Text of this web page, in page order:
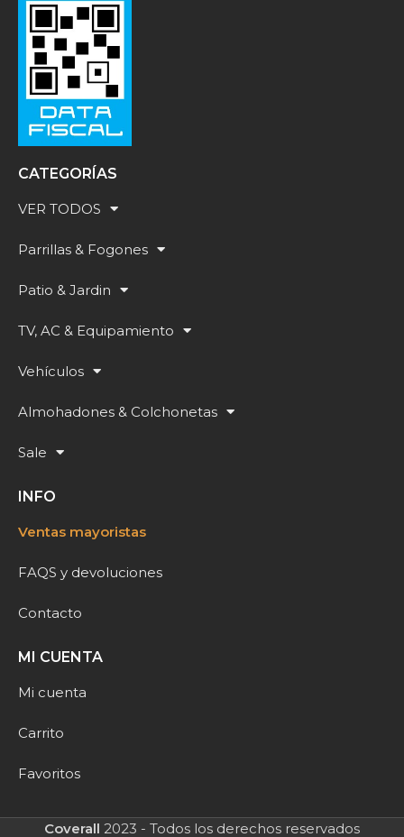
CATEGORÍAS
VER TODOS
Parrillas & Fogones
Patio & Jardin
TV, AC & Equipamiento
Vehículos
Almohadones & Colchonetas
Sale
INFO
Ventas mayoristas
FAQS y devoluciones
Contacto
MI CUENTA
Mi cuenta
Carrito
Favoritos
Coverall 2023 - Todos los derechos reservados